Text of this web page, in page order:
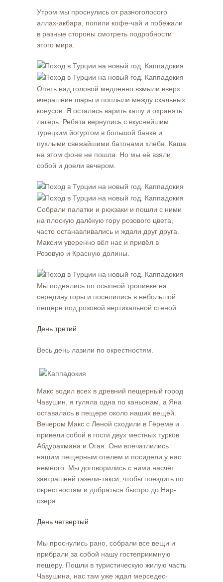
Утром мы проснулись от разноголосого
аллах-акбара, попили кофе-чай и побежали
в разные стороны смотреть подробности
этого мира.
Опять над головой медленно взмыли вверх
вчерашние шары и поплыли между скальных
конусов. Я осталась варить кашу и охранять
лагерь. Ребята вернулись с вкуснейшим
турецким йогуртом в большой банке и
пухлыми свежайшими батонами хлеба. Каша
на этом фоне не пошла. Но мы её взяли
собой и доели вечером.
Собрали палатки и рюкзаки и пошли с ними
на плоскую далёкую гору розового цвета,
часто останавливались и ждали друг друга.
Максим уверенно вёл нас и привёл в
Розовую и Красную долины.
Мы поднялись по осыпной тропинке на
середину горы и поселились в небольшой
пещере под розовой вертикальной стеной.
День третий
Весь день лазили по окрестностям.
Макс водил всех в древний пещерный город
Чавушин, я гуляла одна по каньонам, а Яна
оставалась в пещере около наших вещей.
Вечером Макс с Леной сходили в Гёреме и
привели собой в гости двух местных турков
Абдурахмана и Огая. Они впечатлились
нашим пещерным отелем и посидели у нас
немного. Мы договорились с ними насчёт
завтрашней газели-такси, чтобы поездить по
окрестностям и добраться быстро до Нар-
озера.
День четвертый
Мы проснулись рано, собрали все вещи и
прибрали за собой нашу гостеприимную
пещеру. Пошли в туристическую жилую часть
Чавушина, нас там уже ждал мерседес-